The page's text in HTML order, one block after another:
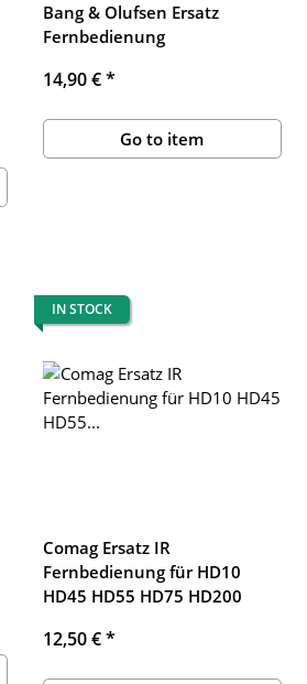
Bang & Olufsen Ersatz
Fernbedienung
14,90 €*
Go to item
IN STOCK
Comag Ersatz IR
Fernbedienung für HD10
HD45 HD55 HD75 HD200
12,50 €*